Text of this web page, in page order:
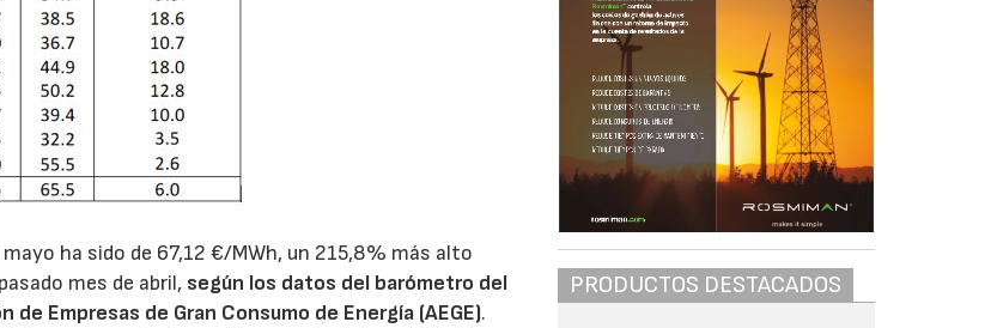
ha sido de 67,12 €/MWh, un 215,8% más alto
mes de abril, según los datos del barómetro del
Empresas de Gran Consumo de Energía (AEGE).
PRODUCTOS DESTACADOS